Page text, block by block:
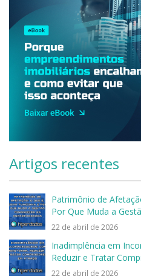
Artigos recentes
Patrimônio de
Por Que Muda a
22 de abril de 2026
Inadimplência em
Reduzir e Tratar
22 de abril de 2026